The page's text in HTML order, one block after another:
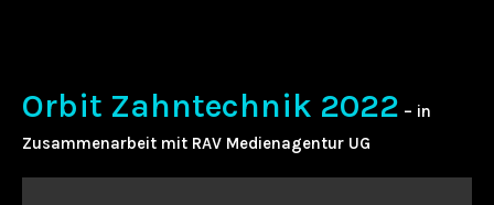
Orbit Zahntechnik 2022 – in
Zusammenarbeit mit RAV Medienagentur UG